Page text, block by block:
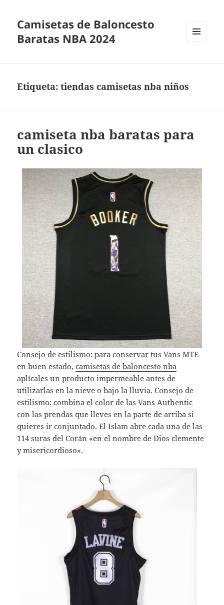
Camisetas de Baloncesto
Baratas NBA 2024
Etiqueta:tiendas camisetas nba niños
camiseta nba baratas para
un clasico
Consejo de estilismo: para conservar tus Vans MTE
en buen estado,camisetas de baloncesto nba
aplícales un producto impermeable antes de
utilizarlas en la nieve o bajo la lluvia. Consejo de
estilismo: combina el color de las Vans Authentic
con las prendas que lleves en la parte de arriba si
quieres ir conjuntado. El Islam abre cada una de las
114 suras del Corán «en el nombre de Dios clemente
y misericordioso».